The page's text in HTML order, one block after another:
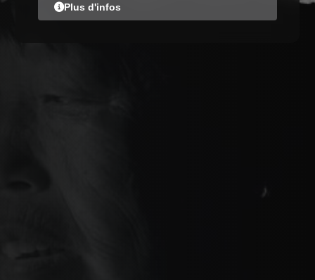
Plus d'infos